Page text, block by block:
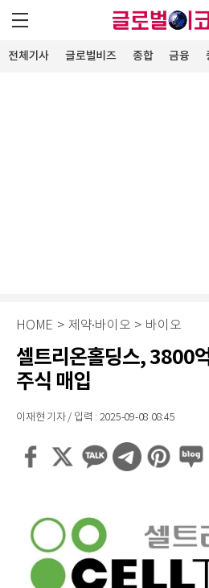
전체기사 글로벌비즈 종합 금융
HOME > 제약∙바이오 > 바이오
셀트리온홀딩스, 3800
주식 매입
이재현 기자 / 입력 : 2025-09-08 08:45